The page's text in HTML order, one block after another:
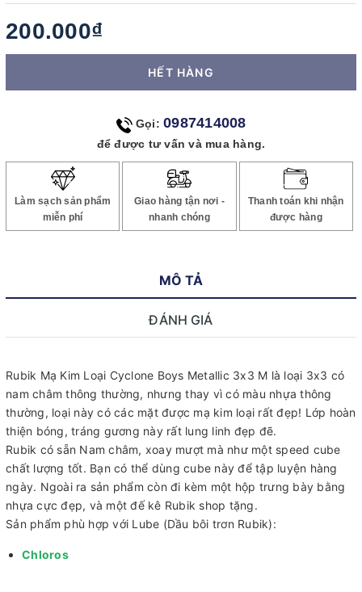
200.000₫
HẾT HÀNG
Gọi: 0987414008
để được tư vấn và mua hàng.
Làm sạch sản phẩm
miễn phí
Giao hàng tận nơi -
nhanh chóng
Thanh toán khi nhận
được hàng
MÔ TẢ
ĐÁNH GIÁ
Rubik Mạ Kim Loại Cyclone Boys Metallic 3x3 M là loại 3x3 có
nam châm thông thường, nhưng thay vì có màu nhựa thông
thường, loại này có các mặt được mạ kim loại rất đẹp! Lớp hoàn
thiện bóng, tráng gương này rất lung linh đẹp đẽ.
Rubik có sẵn Nam châm, xoay mượt mà như một speed cube
chất lượng tốt. Bạn có thể dùng cube này để tập luyện hàng
ngày. Ngoài ra sản phẩm còn đi kèm một hộp trưng bày bằng
nhựa cực đẹp, và một đế kê Rubik shop tặng.
Sản phẩm phù hợp với Lube (Dầu bôi trơn Rubik):
Chloros